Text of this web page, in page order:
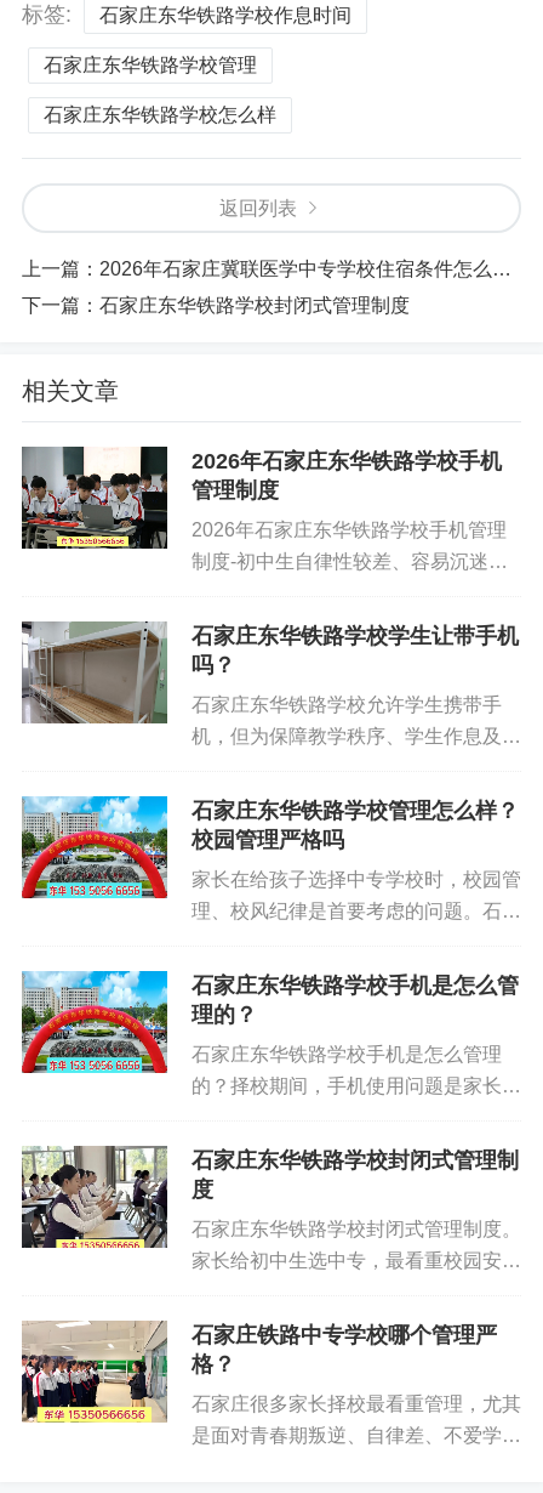
标签: 石家庄东华铁路学校作息时间
石家庄东华铁路学校管理
石家庄东华铁路学校怎么样
返回列表
上一篇： 2026年石家庄冀联医学中专学校住宿条件怎么样？宿舍收费标准一览
下一篇： 石家庄东华铁路学校封闭式管理制度
相关文章
2026年石家庄东华铁路学校手机
管理制度
2026年石家庄东华铁路学校手机管理
制度-初中生自律性较差、容易沉迷手
东华铁路学校实行规范化手机管理制
度，科学管控学生电子产品使用，杜绝
眠质量与校园纪律。本文为2026年官
方完整手机管理细则，真实透明、家长
招生办：于老师 15350566656（微信
同号）。一、学校手机统一管理模式学
校实行“上课全收、周末规范发放”的人
性化管控模式，不粗暴禁止、不极端压
学生成长特点。二、每日手机管理详细
规则1、周一至周五工作日：统一上交
有学生手...
石家庄东华铁路学校学生让带手机
吗？
石家庄东华铁路学校允许学生携带手
机，但为保障教学秩序、学生作息及校
项管理制度，核心原则为 “统一保管、
限时使用、安全充电”。具体管理要求
时间及周末假期，学生可领用手机，仅
限用于与亲属联络、查询学习资料等合
等不当行为。教学时段保管规定：上课
期间，学生需主动将手机放置于教室内
专属的手机存放柜中，由学校统一保
管，严禁随身携带或在课堂内使用，确
度。作息时段管控要求：每日晚上熄灯
后，学生不得使用手机，班主任及宿管
常作息秩序与宿舍休息环境。...
石家庄东华铁路学校管理怎么样？
校园管理严格吗
家长在给孩子选择中专学校时，校园管
理、校风纪律是首要考虑的问题。石家
闭式校园管理，全方位保障学生在校安
全与学习环境，杜绝松散管理问题。石
式，统一作息、规范仪容仪表，禁止纹
身、染发等不良风气，培养学生自律意
巡逻，宿舍专人管理，出入登记严格，
校外人员禁止随意入校，从源头规避安
全隐患。石家庄东华铁路学校日常教学
秩序稳定，班主任全天跟班管理，关注
导。手机合理管控，合理规划学习与休
息时间，避免学生沉迷网络。食堂、宿
洁，保障学生日常生活...
石家庄东华铁路学校手机是怎么管
理的？
石家庄东华铁路学校手机是怎么管理
的？择校期间，手机使用问题是家长和
手机影响学习作息，学生也希望在校可
以正常和家人联络。石家庄东华铁路学
求与校园学习秩序。一、学校手机管理
基本原则学校允许学生携带手机入校，
行管理，合理划分使用时段，保障学习
不受干扰，日常沟通正常开展。二、分
时段手机使用管理细则1、上课期间统
一收纳管理。学生进入教室后，手机交
石家庄东华铁路学校封闭式管理制
度
石家庄东华铁路学校封闭式管理制度。
家长给初中生选中专，最看重校园安
华铁路学校采用全封闭精细化校园管理
体系，全方位保障学生安全、学习、生
模式、安全体系与日常规范，打消家长
择校顾虑。校园考察预约招生办：于老
石家庄铁路中专学校哪个管理严
格？
石家庄很多家长择校最看重管理，尤其
是面对青春期叛逆、自律差、不爱学习